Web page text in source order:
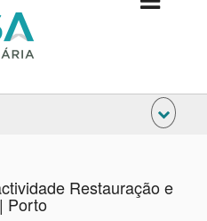
Restauração e
Porto